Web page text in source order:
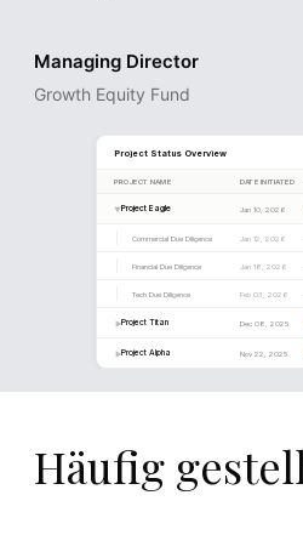
Section 4.2
The target's reported
recurring items totalling
the sustainable EBITDA
Management has
Managing Director
Growth Equity Fund
Häufig